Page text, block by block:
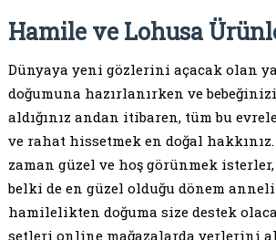
Hamile ve Lohusa
Dünyaya yeni gözlerini açacak olan
doğumuna hazırlanırken ve
aldığınız andan itibaren, tüm bu
ve rahat hissetmek en doğal
zaman güzel ve hoş görünmek
belki de en güzel olduğu dönem
hamilelikten doğuma size destek
setleri online mağazalarda yerlerini